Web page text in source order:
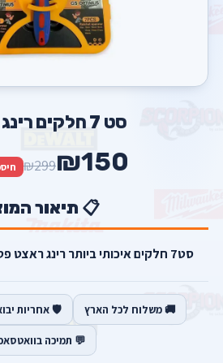
סט 7 חלקים רינג ראצט
₪150
₪299
📋 תיאור
סט7 חלקים איכותי ביותר רינג ראצט פטנט מיוחד מידה 8-19.
🚚 משלוח לכל הארץ 🛡️ אחריות
💬 תמיכה